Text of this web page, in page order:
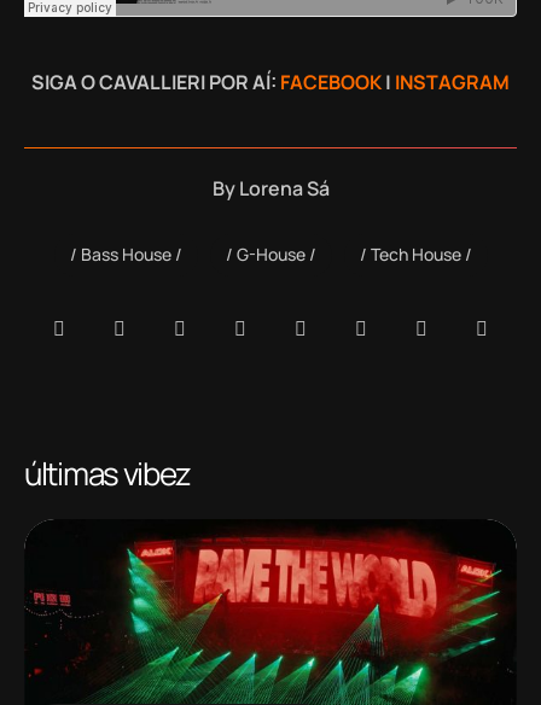
SIGA O CAVALLIERI POR AÍ: FACEBOOK| INSTAGRAM
ByLorena Sá
Bass House G-House Tech House
últimas vibez